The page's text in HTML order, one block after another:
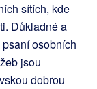
sítích, kde
Důkladné a
osobních
jsou
dobrou